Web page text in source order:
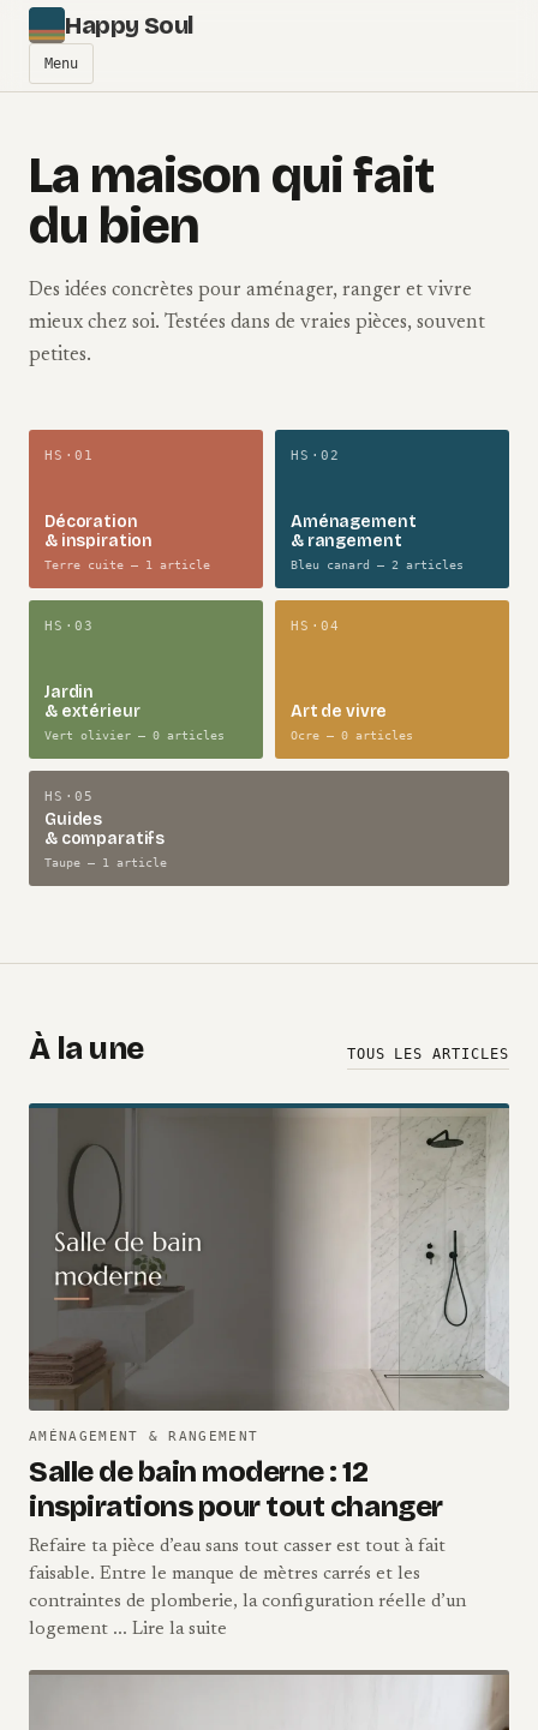
Aller au contenuHappy Soul
Menu
La maison qui fait
du bien
Des idées concrètes pour aménager, ranger et vivre
mieux chez soi. Testées dans de vraies pièces, souvent
petites.
HS·01
Décoration
& inspiration
Terre cuite — 1 article
HS·02
Aménagement
& rangement
Bleu canard — 2 articles
HS·03
Jardin
& extérieur
Vert olivier — 0 articles
HS·04
Art de vivre
Ocre — 0 articles
HS·05
Guides
& comparatifs
Taupe — 1 article
À la une TOUS LES ARTICLES
AMÉNAGEMENT & RANGEMENT
Salle de bain moderne : 12
inspirations pour tout changer
Refaire ta pièce d’eau sans tout casser est tout à fait
faisable. Entre le manque de mètres carrés et les
contraintes de plomberie, la configuration réelle d’un
logement ... Lire la suite